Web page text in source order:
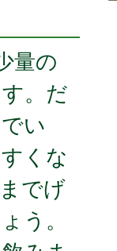
量の
。だ
い
くな
でげ
う。